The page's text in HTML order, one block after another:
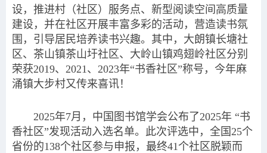
设，推进村（社区）服务点、新型阅读空间高质量
建设，并在社区开展丰富多彩的活动，营造读书氛
围，引导居民培养读书兴趣。其中，大朗镇长塘社
区、茶山镇茶山圩社区、大岭山镇鸡翅岭社区分别
荣获2019、2021、2023年“书香社区”称号，今年麻
涌镇大步村又传来喜讯！
2025年7月，中国图书馆学会公布了2025年 “书
香社区”发现活动入选名单。此次评选中，全国25个
省份的138个社区参与申报，最终41个社区脱颖而